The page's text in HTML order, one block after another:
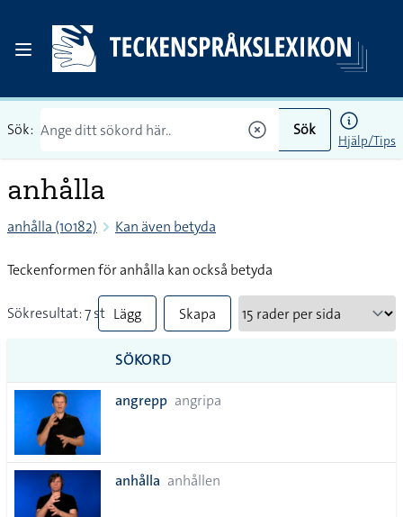
Sök: Sök
Hjälp/Tips
anhålla
anhålla (10182) Kan även betyda
Teckenformen för anhålla kan också betyda
Sökresultat: 7 st Lägg
till
alla i
Skapa
SÖKORD
angrepp angripa
anhålla anhållen